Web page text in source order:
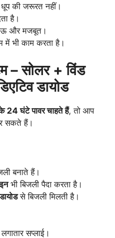
धूप की जरूरत नहीं।
है।
और मजबूत।
में भी काम करता है।
– सोलर + विंड
डायोड
24 घंटे पावर चाहते हैं, तो आप
सकते हैं।
बनाते हैं।
भी बिजली पैदा करता है।
से बिजली मिलती है।
सप्लाई।